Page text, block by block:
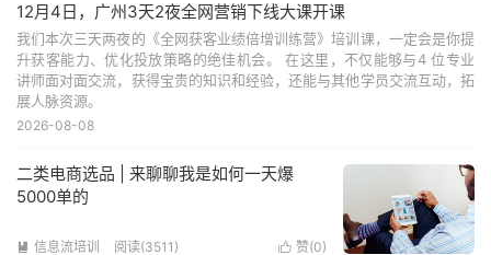
12月4日，广州3天2夜全网营销下线大课开课
我们本次三天两夜的《全网获客业绩倍增训练营》培训课，一定会是你提
升获客能力、优化投放策略的绝佳机会。 在这里，不仅能够与4 位专业
讲师面对面交流，获得宝贵的知识和经验，还能与其他学员交流互动，拓
展人脉资源。
2026-08-08
二类电商选品 | 来聊聊我是如何一天爆
5000单的
 赞(0)
 信息流培训 阅读(3511)